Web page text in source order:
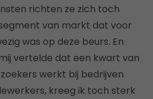
richten ze zich toch
van markt dat voor
was op deze beurs. En
vertelde dat een kwart van
werkt bij bedrijven
kreeg ik toch sterk